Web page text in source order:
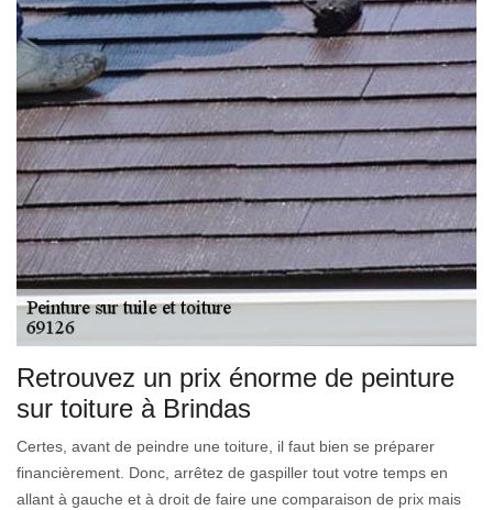
Retrouvez un prix énorme de peinture
sur toiture à Brindas
Certes, avant de peindre une toiture, il faut bien se préparer
financièrement. Donc, arrêtez de gaspiller tout votre temps en
allant à gauche et à droit de faire une comparaison de prix mais